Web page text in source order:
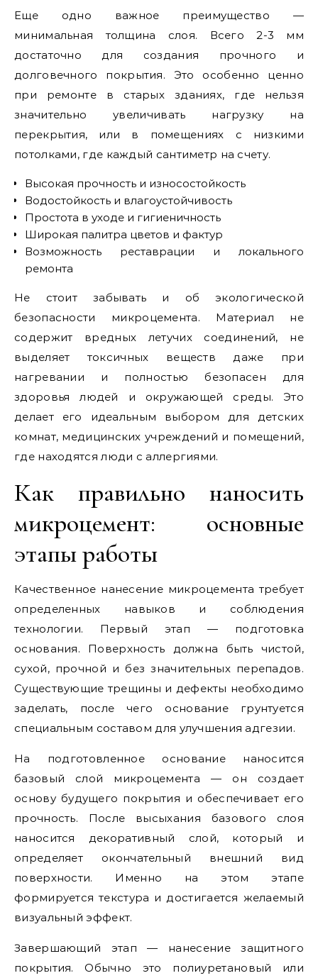
Еще одно важное преимущество —
минимальная толщина слоя. Всего 2-3 мм
достаточно для создания прочного и
долговечного покрытия. Это особенно ценно
при ремонте в старых зданиях, где нельзя
значительно увеличивать нагрузку на
перекрытия, или в помещениях с низкими
потолками, где каждый сантиметр на счету.
Высокая прочность и износостойкость
Водостойкость и влагоустойчивость
Простота в уходе и гигиеничность
Широкая палитра цветов и фактур
Возможность реставрации и локального
ремонта
Не стоит забывать и об экологической
безопасности микроцемента. Материал не
содержит вредных летучих соединений, не
выделяет токсичных веществ даже при
нагревании и полностью безопасен для
здоровья людей и окружающей среды. Это
делает его идеальным выбором для детских
комнат, медицинских учреждений и помещений,
где находятся люди с аллергиями.
Как правильно наносить
микроцемент: основные
этапы работы
Качественное нанесение микроцемента требует
определенных навыков и соблюдения
технологии. Первый этап — подготовка
основания. Поверхность должна быть чистой,
сухой, прочной и без значительных перепадов.
Существующие трещины и дефекты необходимо
заделать, после чего основание грунтуется
специальным составом для улучшения адгезии.
На подготовленное основание наносится
базовый слой микроцемента — он создает
основу будущего покрытия и обеспечивает его
прочность. После высыхания базового слоя
наносится декоративный слой, который и
определяет окончательный внешний вид
поверхности. Именно на этом этапе
формируется текстура и достигается желаемый
визуальный эффект.
Завершающий этап — нанесение защитного
покрытия. Обычно это полиуретановый или